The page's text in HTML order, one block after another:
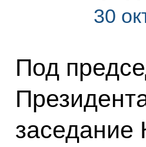
30
Под
заседание